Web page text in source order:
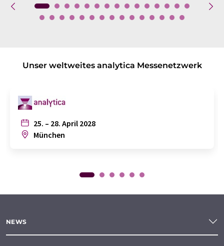
Unser weltweites analytica Messenetzwerk
25. – 28. April 2028
München
NEWS